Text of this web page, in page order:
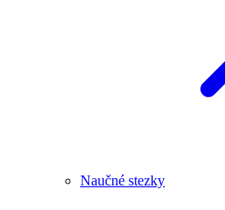
Naučné stezky